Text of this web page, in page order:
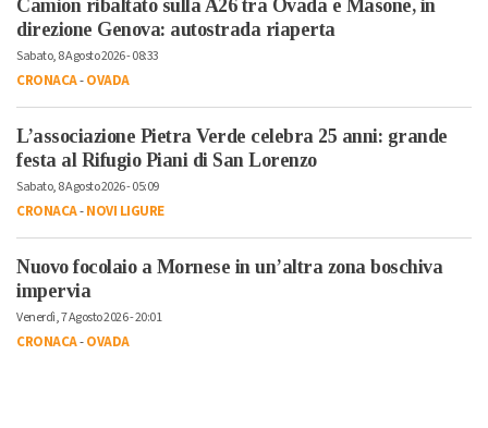
Camion ribaltato sulla A26 tra Ovada e Masone, in
direzione Genova: autostrada riaperta
Sabato, 8 Agosto 2026 - 08:33
CRONACA-OVADA
L’associazione Pietra Verde celebra 25 anni: grande
festa al Rifugio Piani di San Lorenzo
Sabato, 8 Agosto 2026 - 05:09
CRONACA-NOVI LIGURE
Nuovo focolaio a Mornese in un’altra zona boschiva
impervia
Venerdì, 7 Agosto 2026 - 20:01
CRONACA-OVADA